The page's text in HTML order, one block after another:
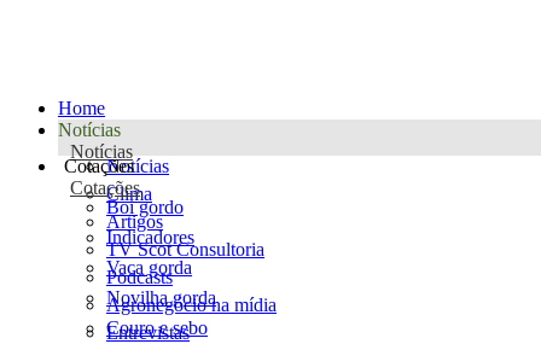
Home
Notícias
Notícias
Notícias
Clima
Artigos
TV Scot Consultoria
Podcasts
Agronegócio na mídia
Entrevistas
Cotações
Cotações
Boi gordo
Indicadores
Vaca gorda
Novilha gorda
Couro e sebo